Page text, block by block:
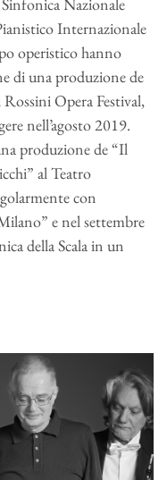
Sinfonica Nazionale
Internazionale
operistico hanno
di una produzione de
Opera Festival,
nell’agosto 2019.
produzione de “Il
al Teatro
con
e nel settembre
della Scala in un